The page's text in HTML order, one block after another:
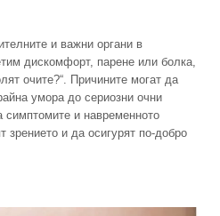
и важни органи в
дискомфорт, парене или болка,
очите?“. Причините могат да
умора до сериозни очни
симптомите и навременното
зрението и да осигурят по-добро